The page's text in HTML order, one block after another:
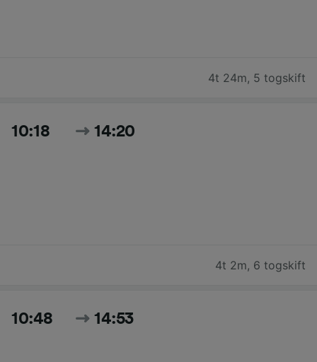
4t 24m, 5 togskift
10:18 14:20
4t 2m, 6 togskift
10:48 14:53